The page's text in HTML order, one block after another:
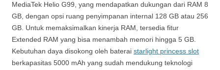
MediaTek Helio G99, yang mendapatkan dukungan dari RAM 8
GB, dengan opsi ruang penyimpanan internal 128 GB atau 256
GB. Untuk memaksimalkan kinerja RAM, tersedia fitur
Extended RAM yang bisa menambah memori hingga 5 GB.
Kebutuhan daya disokong oleh baterai starlight princess slot
berkapasitas 5000 mAh yang sudah mendukung teknologi